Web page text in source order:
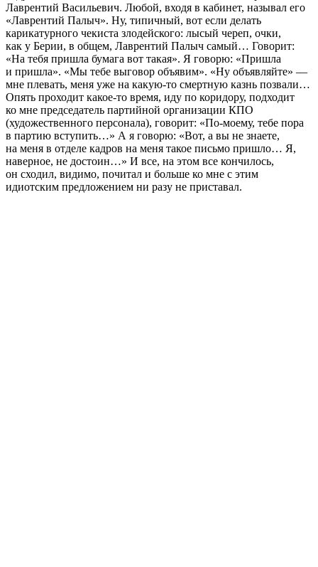
Лаврентий Васильевич. Любой, входя в кабинет, называл его
«Лаврентий Палыч». Ну, типичный, вот если делать
карикатурного чекиста злодейского: лысый череп, очки,
как у Берии, в общем, Лаврентий Палыч самый… Говорит:
«На тебя пришла бумага вот такая». Я говорю: «Пришла
и пришла». «Мы тебе выговор объявим». «Ну объявляйте» —
мне плевать, меня уже на какую-то смертную казнь позвали…
Опять проходит какое-то время, иду по коридору, подходит
ко мне председатель партийной организации КПО
(художественного персонала), говорит: «По-моему, тебе пора
в партию вступить…» А я говорю: «Вот, а вы не знаете,
на меня в отделе кадров на меня такое письмо пришло… Я,
наверное, не достоин…» И все, на этом все кончилось,
он сходил, видимо, почитал и больше ко мне с этим
идиотским предложением ни разу не приставал.